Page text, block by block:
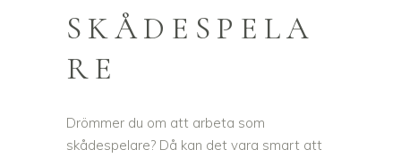
SKÅDESPELA
RE
Drömmer du om att arbeta som
skådespelare? Då kan det vara smart att